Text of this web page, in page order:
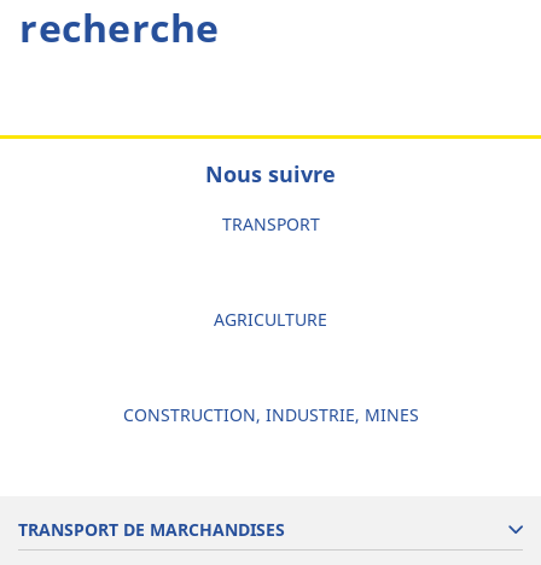
recherche
Nous suivre
TRANSPORT
AGRICULTURE
CONSTRUCTION, INDUSTRIE, MINES
TRANSPORT DE MARCHANDISES